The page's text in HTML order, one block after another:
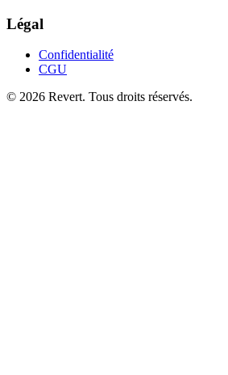
Légal
Confidentialité
CGU
© 2026 Revert. Tous droits réservés.